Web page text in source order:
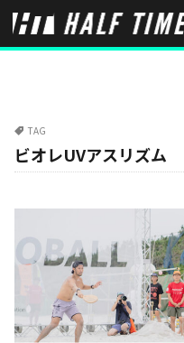
TAG
ビオレUVアスリズム